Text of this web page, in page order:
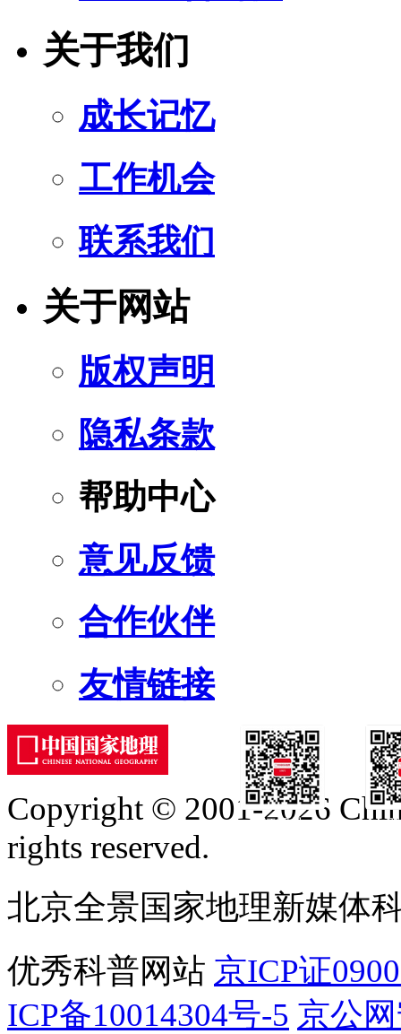
关于我们
成长记忆
工作机会
联系我们
关于网站
版权声明
隐私条款
帮助中心
意见反馈
合作伙伴
友情链接
订阅号
Copyright © 2001-2026
rights reserved.
北京全景国家地理新媒体
优秀科普网站 京ICP证
ICP备10014304号-5 京公